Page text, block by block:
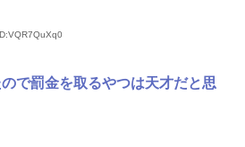
で罰金を取るやつは天才だと思